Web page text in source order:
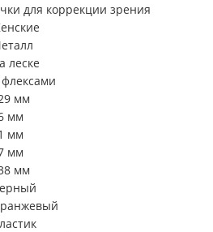
для коррекции зрения
леске
мм
мм
мм
мм
мм